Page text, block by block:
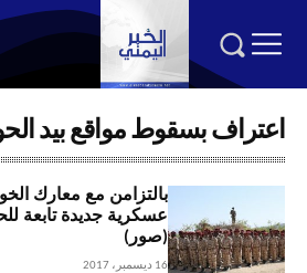
اعتراف بسقوط مواقع بيد
بالتزامن مع معارك
عسكرية جديدة تابعة
(صور)
16 ديسمبر، 2017